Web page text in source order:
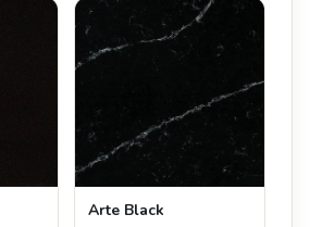
Arte Black